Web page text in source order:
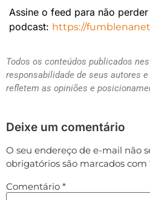
Assine o feed para não
podcast: https://
Todos os conteúdos publicados
responsabilidade de seus autores
refletem as opiniões e
Deixe um comentário
O seu endereço de e-mail não
obrigatórios são marcados com
Comentário *